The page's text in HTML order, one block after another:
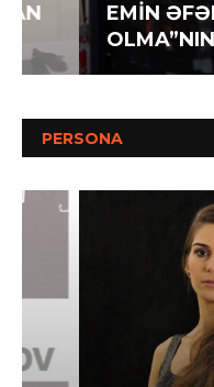
EMİN
OLMA”NIN
PERSONA